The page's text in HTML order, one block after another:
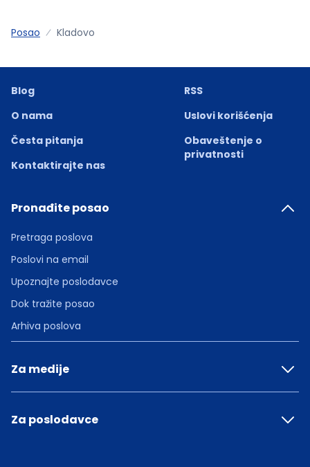
Posao Kladovo
Blog
O nama
Česta pitanja
Kontaktirajte nas
RSS
Uslovi korišćenja
Obaveštenje o
privatnosti
Pronađite posao
Pretraga poslova
Poslovi na email
Upoznajte poslodavce
Dok tražite posao
Arhiva poslova
Za medije
Za poslodavce